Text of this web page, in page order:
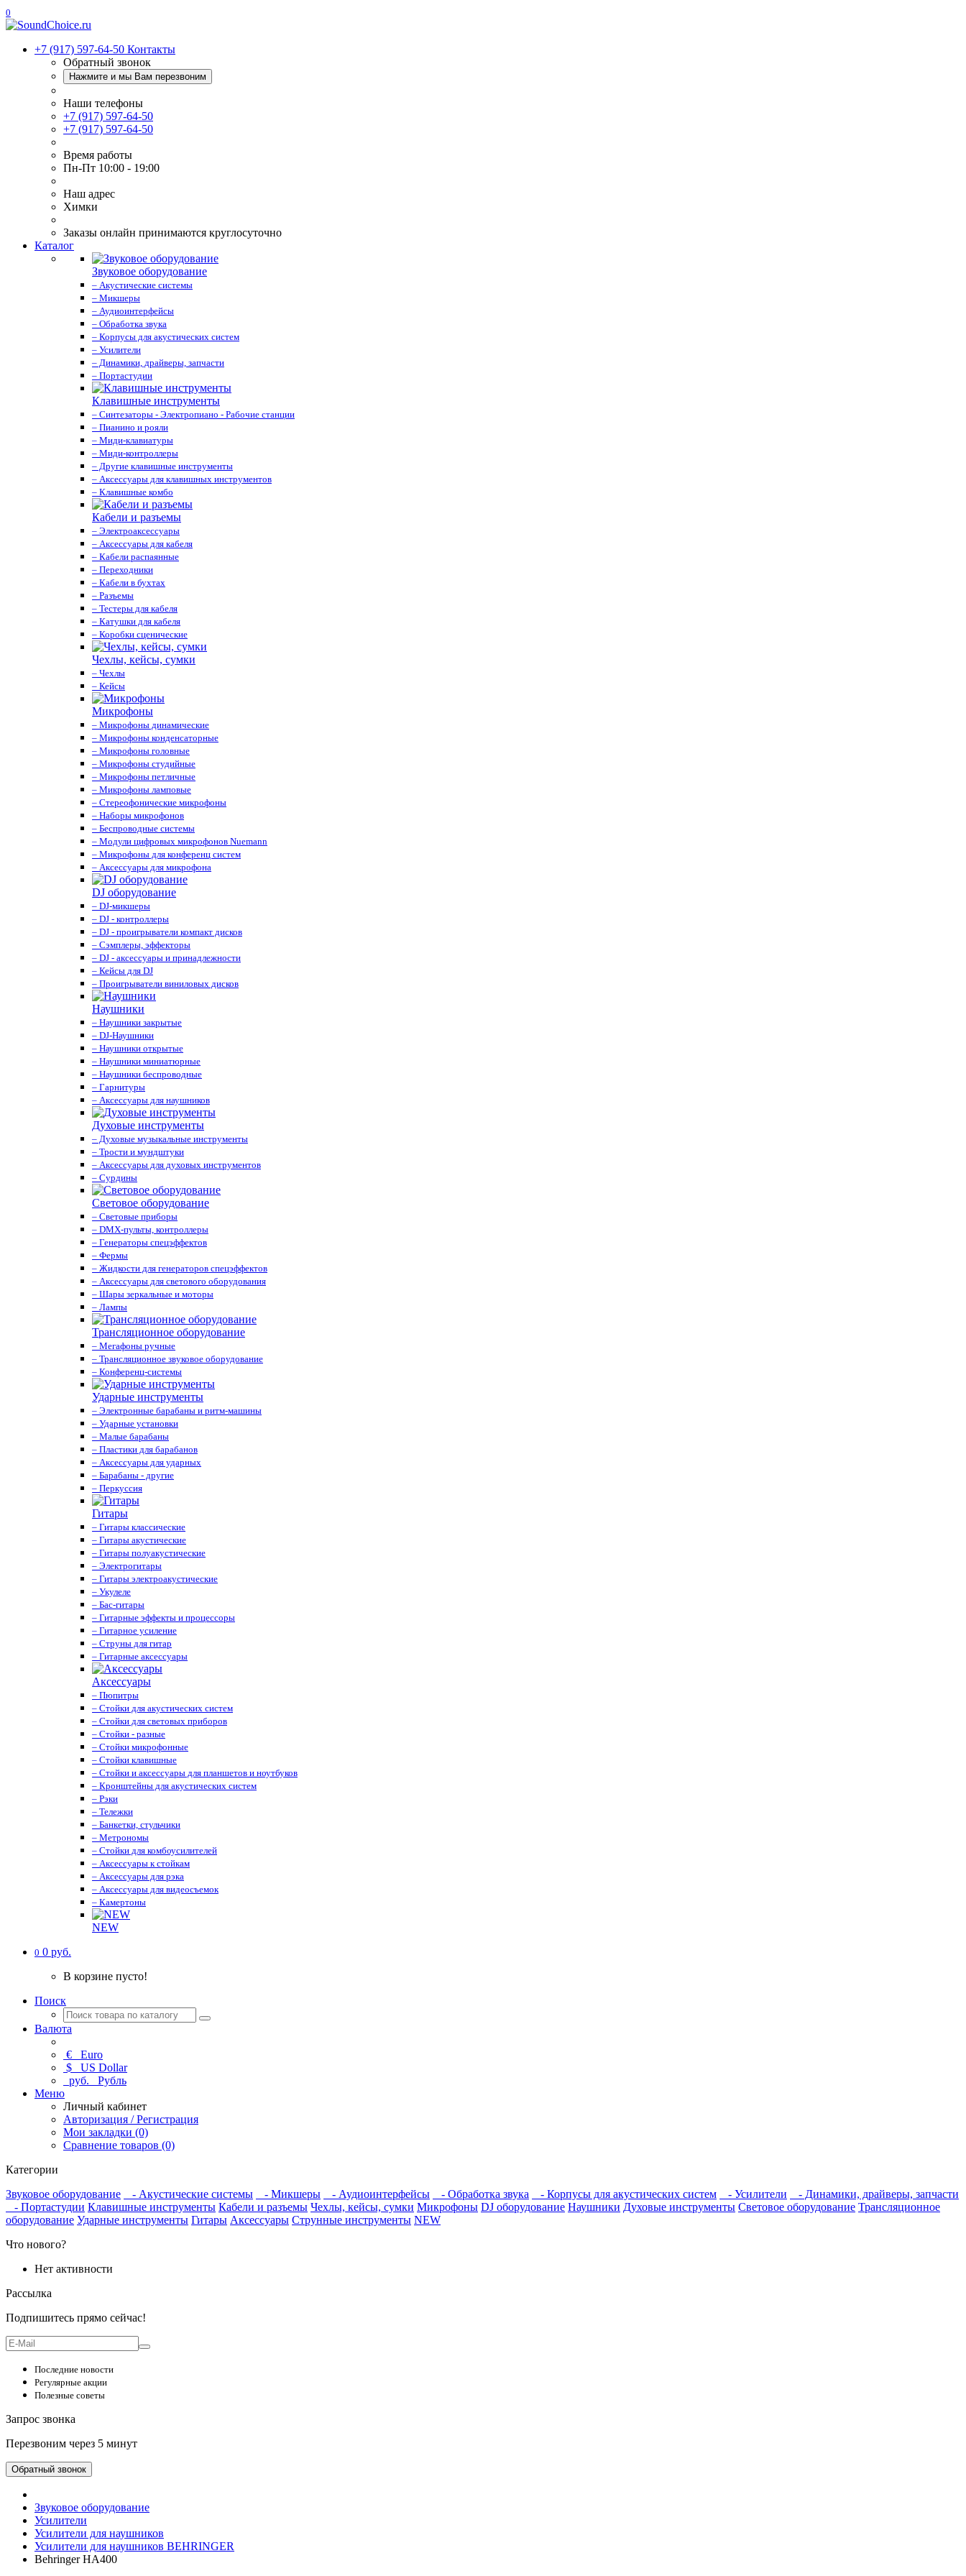
0
+7 (917) 597-64-50 Контакты
Обратный звонок
Нажмите и мы Вам перезвоним
Наши телефоны
+7 (917) 597-64-50
+7 (917) 597-64-50
Время работы
Пн-Пт 10:00 - 19:00
Наш адрес
Химки
Заказы онлайн принимаются круглосуточно
Каталог
Звуковое оборудование
– Акустические системы
– Микшеры
– Аудиоинтерфейсы
– Обработка звука
– Корпусы для акустических систем
– Усилители
– Динамики, драйверы, запчасти
– Портастудии
Клавишные инструменты
– Синтезаторы - Электропиано - Рабочие станции
– Пианино и рояли
– Миди-клавиатуры
– Миди-контроллеры
– Другие клавишные инструменты
– Аксессуары для клавишных инструментов
– Клавишные комбо
Кабели и разъемы
– Электроаксессуары
– Аксессуары для кабеля
– Кабели распаянные
– Переходники
– Кабели в бухтах
– Разъемы
– Тестеры для кабеля
– Катушки для кабеля
– Коробки сценические
Чехлы, кейсы, сумки
– Чехлы
– Кейсы
Микрофоны
– Микрофоны динамические
– Микрофоны конденсаторные
– Микрофоны головные
– Микрофоны студийные
– Микрофоны петличные
– Микрофоны ламповые
– Стереофонические микрофоны
– Наборы микрофонов
– Беспроводные системы
– Модули цифровых микрофонов Nuemann
– Микрофоны для конференц систем
– Аксессуары для микрофона
DJ оборудование
– DJ-микшеры
– DJ - контроллеры
– DJ - проигрыватели компакт дисков
– Сэмплеры, эффекторы
– DJ - аксессуары и принадлежности
– Кейсы для DJ
– Проигрыватели виниловых дисков
Наушники
– Наушники закрытые
– DJ-Наушники
– Наушники открытые
– Наушники миниатюрные
– Наушники беспроводные
– Гарнитуры
– Аксессуары для наушников
Духовые инструменты
– Духовые музыкальные инструменты
– Трости и мундштуки
– Аксессуары для духовых инструментов
– Сурдины
Световое оборудование
– Световые приборы
– DMX-пульты, контроллеры
– Генераторы спецэффектов
– Фермы
– Жидкости для генераторов спецэффектов
– Аксессуары для светового оборудования
– Шары зеркальные и моторы
– Лампы
Трансляционное оборудование
– Мегафоны ручные
– Трансляционное звуковое оборудование
– Конференц-системы
Ударные инструменты
– Электронные барабаны и ритм-машины
– Ударные установки
– Малые барабаны
– Пластики для барабанов
– Аксессуары для ударных
– Барабаны - другие
– Перкуссия
Гитары
– Гитары классические
– Гитары акустические
– Гитары полуакустические
– Электрогитары
– Гитары электроакустические
– Укулеле
– Бас-гитары
– Гитарные эффекты и процессоры
– Гитарное усиление
– Струны для гитар
– Гитарные аксессуары
Аксессуары
– Пюпитры
– Стойки для акустических систем
– Стойки для световых приборов
– Стойки - разные
– Стойки микрофонные
– Стойки клавишные
– Стойки и аксессуары для планшетов и ноутбуков
– Кронштейны для акустических систем
– Рэки
– Тележки
– Банкетки, стульчики
– Метрономы
– Стойки для комбоусилителей
– Аксессуары к стойкам
– Аксессуары для рэка
– Аксессуары для видеосъемок
– Камертоны
NEW
0 0 руб.
В корзине пусто!
Поиск
Валюта
€ Euro
$ US Dollar
руб. Рубль
Меню
Личный кабинет
Авторизация / Регистрация
Мои закладки (0)
Сравнение товаров (0)
Категории
Звуковое оборудование
- Акустические системы - Микшеры - Аудиоинтерфейсы - Обработка звука - Корпусы для акустических систем - Усилители
- Динамики, драйверы, запчасти
- Портастудии Клавишные инструменты Кабели и разъемы Чехлы, кейсы, сумки Микрофоны DJ оборудование Наушники Духовые инструменты Световое оборудование Трансляционное
оборудование Ударные инструменты Гитары Аксессуары Струнные инструменты NEW
Что нового?
Нет активности
Рассылка
Подпишитесь прямо сейчас!
Последние новости
Регулярные акции
Полезные советы
Запрос звонка
Перезвоним через 5 минут
Обратный звонок
Звуковое оборудование
Усилители
Усилители для наушников
Усилители для наушников BEHRINGER
Behringer HA400